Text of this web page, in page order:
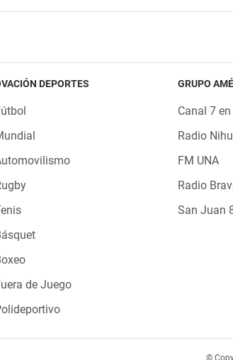
DEPORTES
de Juego
GRUPO
Canal 7
Radio
FM UNA
Radio
San Juan
©